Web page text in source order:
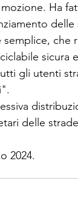
Ha
semplice,
sicura
gli utenti
delle
2024.